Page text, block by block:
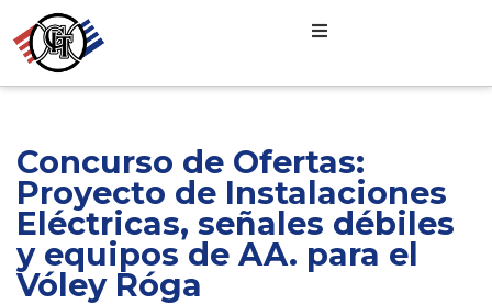
Concurso de Ofertas:
Proyecto de Instalaciones
Eléctricas, señales débiles
y equipos de AA. para el
Vóley Róga